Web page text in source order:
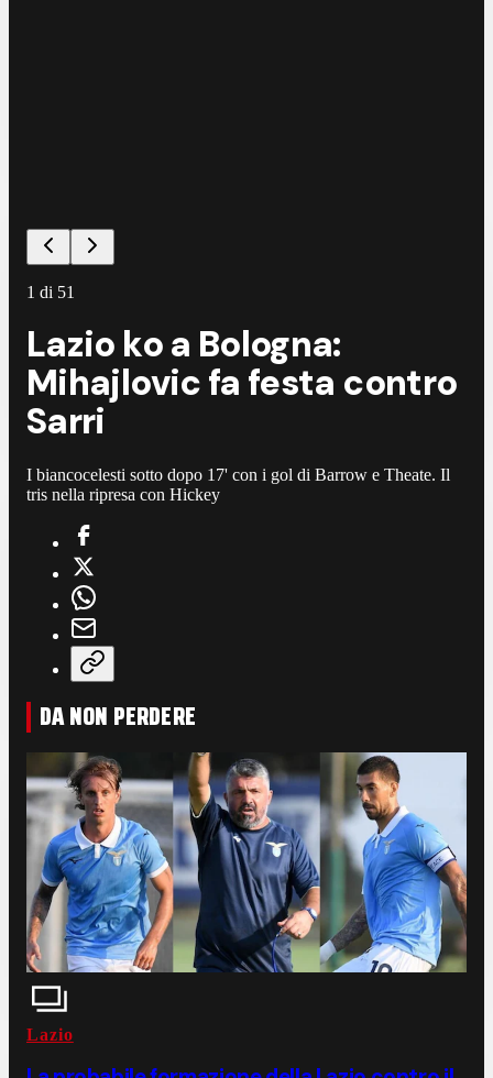
1 di 51
Lazio ko a Bologna:
Mihajlovic fa festa contro
Sarri
I biancocelesti sotto dopo 17' con i gol di Barrow e Theate. Il
tris nella ripresa con Hickey
DA NON PERDERE
Lazio